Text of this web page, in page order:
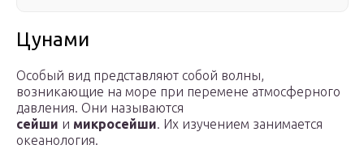
Цунами
Особый вид представляют собой волны,
возникающие на море при перемене атмосферного
давления. Они называются
сейши и микросейши. Их изучением занимается
океанология.